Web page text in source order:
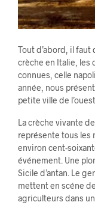
Tout d’abord, il faut
crèche en Italie, les
connues, celle
année, nous
petite ville de
La crèche vivante
représente tous les
environ cent-
événement. Une
Sicile d’antan. Le
mettent en scéne
agriculteurs dans